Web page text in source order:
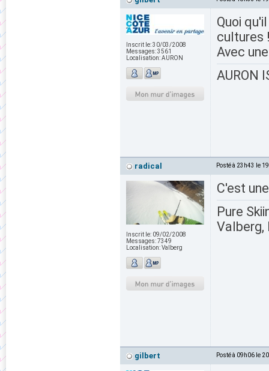
Inscrit le:30/03/2008
Messages:3561
Localisation:AURON
Quoi
cultures
Avec
AURON
radical Posté à 23h43 le
Inscrit le: 09/02/2008
Messages:7349
Localisation:Valberg
C'est
Pure
Valberg,
gilbert Posté à 09h06 le